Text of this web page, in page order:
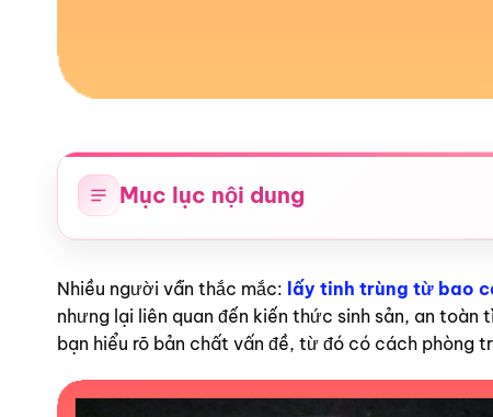
Mục lục nội dung
Nhiều người vẫn thắc mắc: lấy tinh trùng từ bao
nhưng lại liên quan đến kiến thức sinh sản, an
bạn hiểu rõ bản chất vấn đề, từ đó có cách phòng